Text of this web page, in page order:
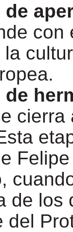
de
con
la
de
de los
del